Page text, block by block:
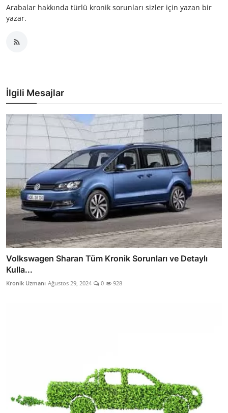
Arabalar hakkında türlü kronik sorunları sizler için yazan bir
yazar.
İlgili Mesajlar
Volkswagen Sharan Tüm Kronik Sorunları ve Detaylı
Kulla...
Kronik Uzmanı Ağustos 29, 2024 0 928